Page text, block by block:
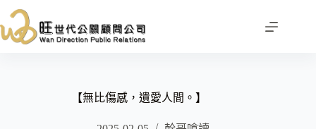
至
主
【無比傷感，遺愛人間。】